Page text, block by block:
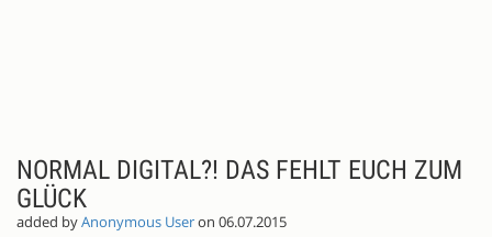
NORMAL DIGITAL?! DAS FEHLT EUCH ZUM
GLÜCK
added byAnonymous Useron 06.07.2015